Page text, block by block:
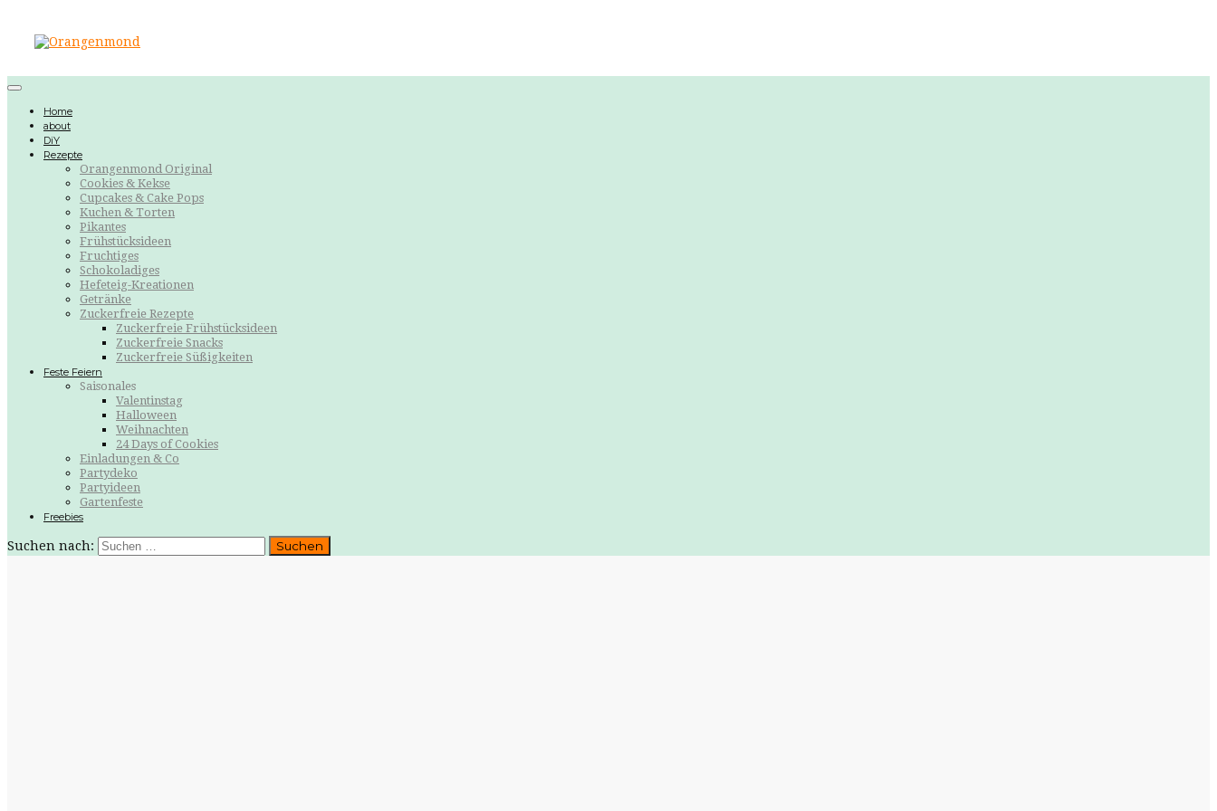
Home
about
DiY
Rezepte
Orangenmond Original
Cookies & Kekse
Cupcakes & Cake Pops
Kuchen & Torten
Pikantes
Frühstücksideen
Fruchtiges
Schokoladiges
Hefeteig-Kreationen
Getränke
Zuckerfreie Rezepte
Zuckerfreie Frühstücksideen
Zuckerfreie Snacks
Zuckerfreie Süßigkeiten
Feste Feiern
Saisonales
Valentinstag
Halloween
Weihnachten
24 Days of Cookies
Einladungen & Co
Partydeko
Partyideen
Gartenfeste
Freebies
Suchen nach: